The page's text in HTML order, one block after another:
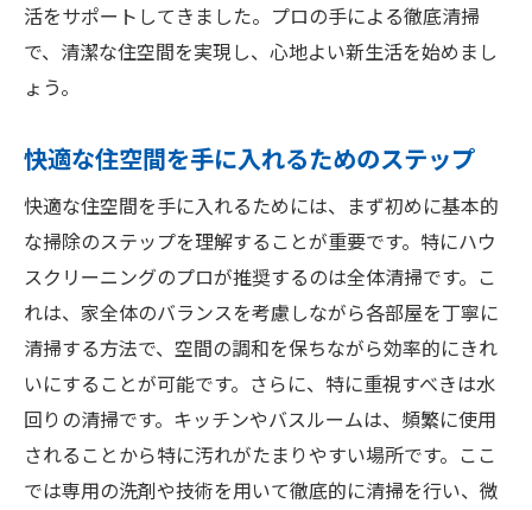
プロが推奨する清掃方法とその効果
寝屋川市の清掃サービスの料金と内容
ハウスクリーニング業者の賢い選び方
水回りの魅力を最大化する寝屋川市ハウスクリ
ーニングの力
水回りの美しさを保つためのプロの技術
寝屋川市でのハウスクリーニングがもたら
す水回りの輝き
水回りの清掃による生活の質の向上
プロによる水回り清掃の実際の流れ
水回りの清掃で家全体の印象を変える
活をサポートしてきました。プロの手による徹底清掃
で、清潔な住空間を実現し、心地よい新生活を始めまし
ょう。
快適な住空間を手に入れるためのステップ
快適な住空間を手に入れるためには、まず初めに基本的
な掃除のステップを理解することが重要です。特にハウ
スクリーニングのプロが推奨するのは全体清掃です。こ
れは、家全体のバランスを考慮しながら各部屋を丁寧に
清掃する方法で、空間の調和を保ちながら効率的にきれ
いにすることが可能です。さらに、特に重視すべきは水
回りの清掃です。キッチンやバスルームは、頻繁に使用
されることから特に汚れがたまりやすい場所です。ここ
では専用の洗剤や技術を用いて徹底的に清掃を行い、微